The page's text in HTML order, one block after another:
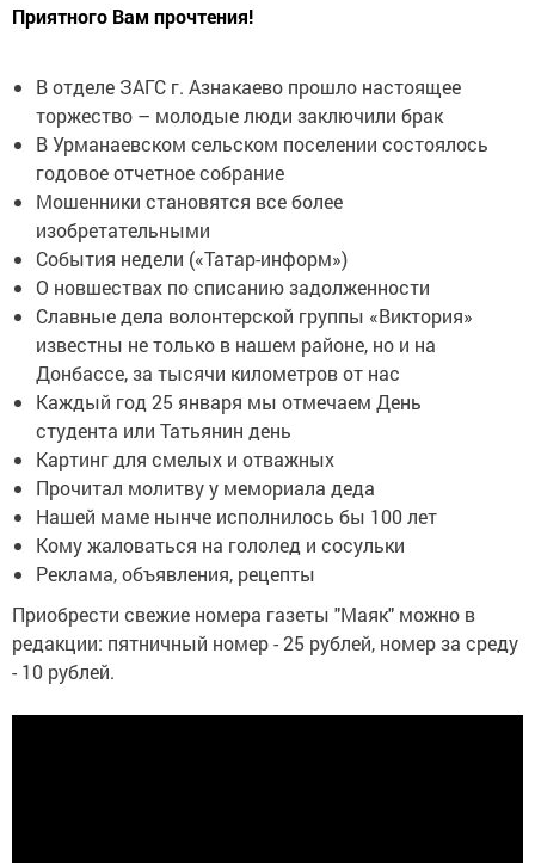
Приятного Вам прочтения!
В отделе ЗАГС г. Азнакаево прошло настоящее
торжество – молодые люди заключили брак
В Урманаевском сельском поселении состоялось
годовое отчетное собрание
Мошенники становятся все более
изобретательными
События недели («Татар-информ»)
О новшествах по списанию задолженности
Славные дела волонтерской группы «Виктория»
известны не только в нашем районе, но и на
Донбассе, за тысячи километров от нас
Каждый год 25 января мы отмечаем День
студента или Татьянин день
Картинг для смелых и отважных
Прочитал молитву у мемориала деда
Нашей маме нынче исполнилось бы 100 лет
Кому жаловаться на гололед и сосульки
Реклама, объявления, рецепты
Приобрести свежие номера газеты "Маяк" можно в
редакции: пятничный номер - 25 рублей, номер за среду
- 10 рублей.